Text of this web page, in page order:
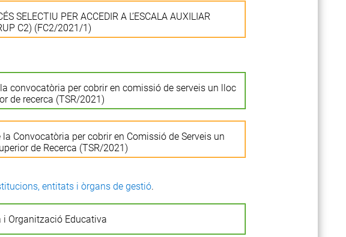
SELECTIU PER ACCEDIR A L’ESCALA AUXILIAR
C2) (FC2/2021/1)
convocatòria per cobrir en comissió de serveis un lloc
de recerca (TSR/2021)
Convocatòria per cobrir en Comissió de Serveis un
de Recerca (TSR/2021)
entitats i òrgans de gestió.
i Organització Educativa